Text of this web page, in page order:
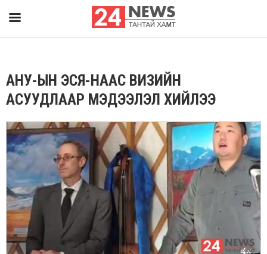
АНУ-ЫН ЭСЯ-НААС ВИЗИЙН
АСУУДЛААР МЭДЭЭЛЭЛ ХИЙЛЭЭ